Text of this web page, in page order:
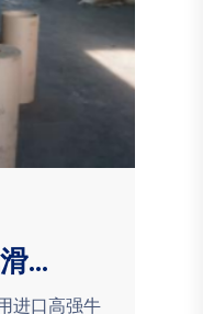
...
进口高强牛